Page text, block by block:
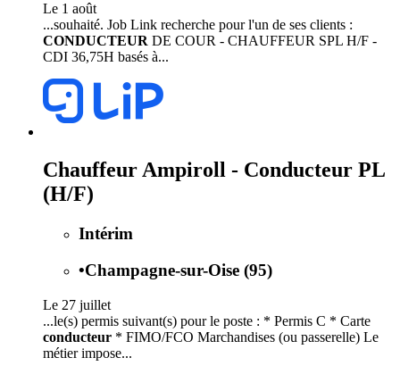
Le 1 août
...souhaité. Job Link recherche pour l'un de ses clients :
CONDUCTEUR DE COUR - CHAUFFEUR SPL H/F -
CDI 36,75H basés à...
Chauffeur Ampiroll - Conducteur PL
(H/F)
Intérim
•Champagne-sur-Oise (95)
Le 27 juillet
...le(s) permis suivant(s) pour le poste : * Permis C * Carte
conducteur * FIMO/FCO Marchandises (ou passerelle) Le
métier impose...